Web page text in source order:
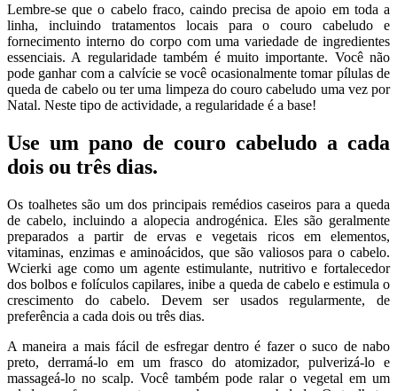
Lembre-se que o cabelo fraco, caindo precisa de apoio em toda a
linha, incluindo tratamentos locais para o couro cabeludo e
fornecimento interno do corpo com uma variedade de ingredientes
essenciais. A regularidade também é muito importante. Você não
pode ganhar com a calvície se você ocasionalmente tomar pílulas de
queda de cabelo ou ter uma limpeza do couro cabeludo uma vez por
Natal. Neste tipo de actividade, a regularidade é a base!
Use um pano de couro cabeludo a cada
dois ou três dias.
Os toalhetes são um dos principais remédios caseiros para a queda
de cabelo, incluindo a alopecia androgénica. Eles são geralmente
preparados a partir de ervas e vegetais ricos em elementos,
vitaminas, enzimas e aminoácidos, que são valiosos para o cabelo.
Wcierki age como um agente estimulante, nutritivo e fortalecedor
dos bolbos e folículos capilares, inibe a queda de cabelo e estimula o
crescimento do cabelo. Devem ser usados regularmente, de
preferência a cada dois ou três dias.
A maneira a mais fácil de esfregar dentro é fazer o suco de nabo
preto, derramá-lo em um frasco do atomizador, pulverizá-lo e
massageá-lo no scalp. Você também pode ralar o vegetal em um